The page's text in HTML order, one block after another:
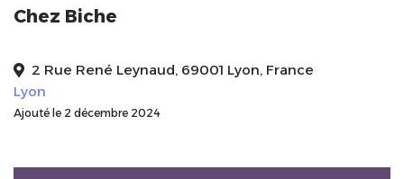
Chez Biche
2 Rue René Leynaud, 69001 Lyon, France
Lyon
Ajouté le 2 décembre 2024